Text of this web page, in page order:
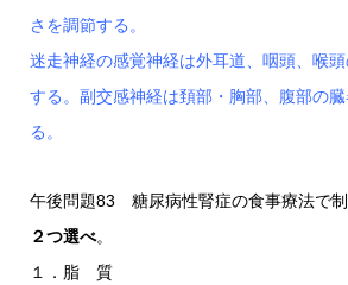
さを調節する。
迷走神経の感覚神経は外耳道、咽頭、喉
する。副交感神経は頚部・胸部、腹部の
る。
午後問題83 糖尿病性腎症の食事療法で制
２つ選べ。
１．脂 質